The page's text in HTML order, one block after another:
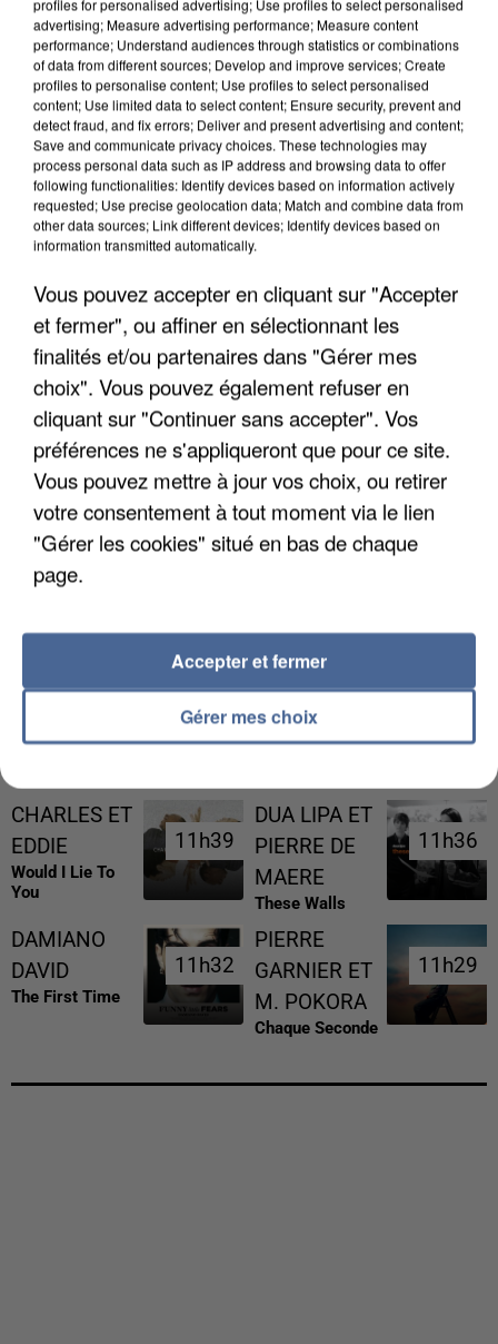
APRÈS TOUTES CES CANICULES, LES REFUGES
DE FAUNE SAUVAGE SONT...
MAFIA INTERPELLÉ EN ALGÉRIE
RÉCEMMENT DIFFUSÉ
CHARLES ET
EDDIE
Would I Lie To
You
11h39
11h39
DUA LIPA ET
PIERRE DE
MAERE
These Walls
11h36
11h36
DAMIANO
DAVID
The First Time
11h32
11h32
PIERRE
GARNIER ET
M. POKORA
Chaque Seconde
11h29
11h29
advertising; Measure advertising performance; Measure content
performance; Understand audiences through statistics or combinations
of data from different sources; Develop and improve services; Create
profiles to personalise content; Use profiles to select personalised
content; Use limited data to select content; Ensure security, prevent and
detect fraud, and fix errors; Deliver and present advertising and content;
Save and communicate privacy choices. These technologies may
process personal data such as IP address and browsing data to offer
following functionalities: Identify devices based on information actively
requested; Use precise geolocation data; Match and combine data from
other data sources; Link different devices; Identify devices based on
information transmitted automatically.
Vous pouvez accepter en cliquant sur "Accepter
et fermer", ou affiner en sélectionnant les
finalités et/ou partenaires dans "Gérer mes
choix". Vous pouvez également refuser en
cliquant sur "Continuer sans accepter". Vos
préférences ne s'appliqueront que pour ce site.
Vous pouvez mettre à jour vos choix, ou retirer
votre consentement à tout moment via le lien
"Gérer les cookies" situé en bas de chaque
page.
Gérer mes choix
Accepter et fermer